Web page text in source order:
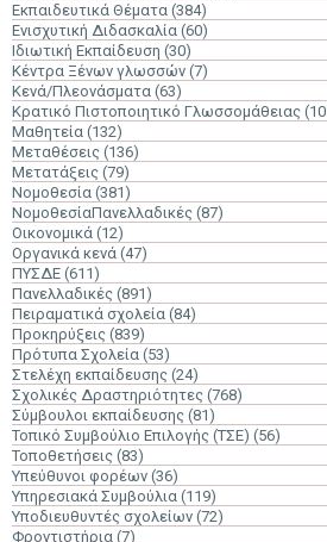
Εκπαιδευτικά Θέματα (384)
Ενισχυτική Διδασκαλία (60)
Ιδιωτική Εκπαίδευση (30)
Κέντρα Ξένων γλωσσών (7)
Κενά/Πλεονάσματα (63)
Κρατικό Πιστοποιητικό Γλωσσομάθειας
Μαθητεία (132)
Μεταθέσεις (136)
Μετατάξεις (79)
Νομοθεσία (381)
ΝομοθεσίαΠανελλαδικές (87)
Οικονομικά (12)
Οργανικά κενά (47)
ΠΥΣΔΕ (611)
Πανελλαδικές (891)
Πειραματικά σχολεία (84)
Προκηρύξεις (839)
Πρότυπα Σχολεία (53)
Στελέχη εκπαίδευσης (24)
Σχολικές Δραστηριότητες (768)
Σύμβουλοι εκπαίδευσης (81)
Τοπικό Συμβούλιο Επιλογής (ΤΣΕ) (56)
Τοποθετήσεις (83)
Υπεύθυνοι φορέων (36)
Υπηρεσιακά Συμβούλια (119)
Υποδιευθυντές σχολείων (72)
Φροντιστήρια (7)